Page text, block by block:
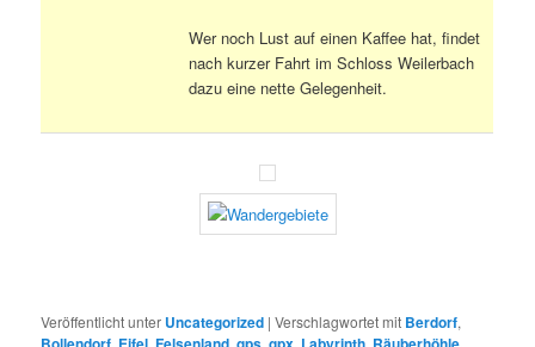
Wer noch Lust auf einen Kaffee hat, findet
nach kurzer Fahrt im Schloss Weilerbach
dazu eine nette Gelegenheit.
Veröffentlicht unter Uncategorized |Verschlagwortet mit Berdorf,
, , , , , , ,